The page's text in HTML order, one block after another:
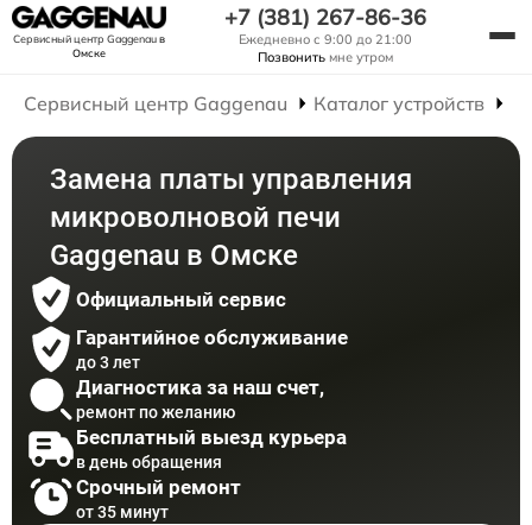
Сервисный центр Gaggenauв
Омске
+7 (381) 267-86-36
Ежедневно с 9:00 до 21:00
Позвонить мне утром
Сервисный центр Gaggenau Каталог устройств
Замена платы управления
микроволновой печи
Gaggenau в Омске
Официальный сервис
Гарантийное обслуживание
до 3 лет
Диагностика за наш счет,
ремонт по желанию
Бесплатный выезд курьера
в день обращения
Срочный ремонт
от 35 минут